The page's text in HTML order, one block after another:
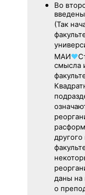
Во
(Так
МАИ♥
смысла
даны на
о